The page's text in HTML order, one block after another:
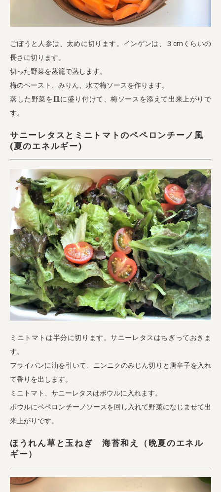
ごぼうと人参は、太めに切ります。インゲンは、３cmくらいの
長さに切ります。
切った野菜を蒸籠で蒸します。
梅のペースト、みりん、水で梅ソースを作ります。
蒸した野菜を皿に盛り付けて、梅ソースを添えて出来上がりで
す。
サニーレタスとミニトマトのペペロンチーノ風
(夏のエネルギー)
ミニトマトは半分に切ります。サニーレタスはちぎっておきま
す。
フライパンに油を引いて、ニンニクのみじん切りと唐辛子を入れ
て香りを出します。
ミニトマト、サニーレタスはボウルに入れます。
ボウルにペペロンチーノソースを回し入れて野菜になじませて出
来上がりです。
ほうれん草と玉ねぎ 海苔和え（晩夏のエネル
ギー）